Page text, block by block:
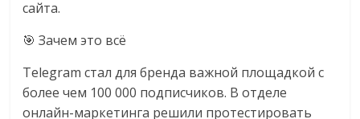
сайта.
🎯 Зачем это всё
Telegram стал для бренда важной площадкой с
более чем 100 000 подписчиков. В отделе
онлайн-маркетинга решили протестировать